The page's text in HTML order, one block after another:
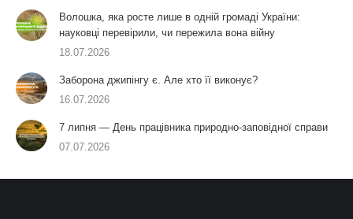
Волошка, яка росте лише в одній громаді України:
науковці перевірили, чи пережила вона війну
18.07.2026
Заборона джипінгу є. Але хто її виконує?
16.07.2026
7 липня — День працівника природно-заповідної справи
07.07.2026